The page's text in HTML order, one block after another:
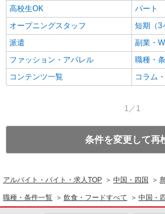
高校生OK
パート
オープニングスタッフ
短期（3
派遣
副業・
ファッション・アパレル
職種・
コンテンツ一覧
コラム
1／1
条件を変更して再
アルバイト・バイト・求人TOP 中国・四国
職種・条件一覧 飲食・フードすべて 中国・